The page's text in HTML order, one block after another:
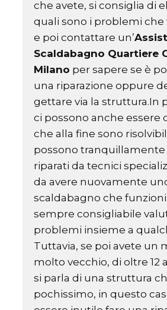
che avete, si consiglia di
quali sono i problemi che
e poi contattare un’
Scaldabagno Quartiere
Milano per sapere se è
una riparazione oppure
gettare via la struttura.In
ci possono anche essere
che alla fine sono
possono tranquillamente
riparati da tecnici
da avere nuovamente
scaldabagno che
sempre consigliabile
problemi insieme a
Tuttavia, se poi avete un
molto vecchio, di oltre 12
si parla di una struttura
pochissimo, in questo